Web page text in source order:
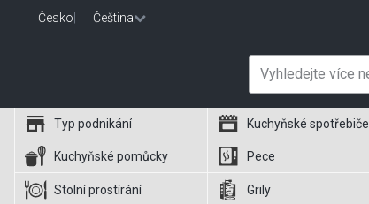
Česko Čeština
Typ podnikání Kuchyňské spotřebiče
Kuchyňské pomůcky Pece
Stolní prostírání Grily